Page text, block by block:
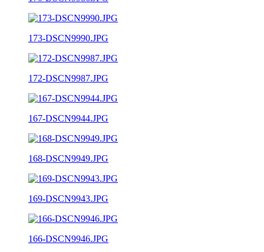
173-DSCN9990.JPG
172-DSCN9987.JPG
167-DSCN9944.JPG
168-DSCN9949.JPG
169-DSCN9943.JPG
166-DSCN9946.JPG